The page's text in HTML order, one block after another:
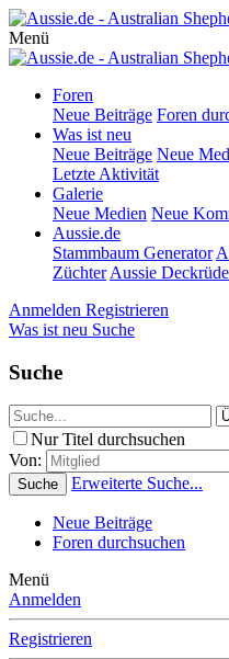
Menü
Foren
Neue Beiträge Foren
Was ist neu
Neue Beiträge Neue
Letzte Aktivität
Galerie
Neue Medien Neue
Aussie.de
Stammbaum Generator
Züchter Aussie
Anmelden Registrieren
Was ist neu Suche
Suche
Nur Titel durchsuchen
Von:
Suche Erweiterte Suche...
Neue Beiträge
Foren durchsuchen
Menü
Anmelden
Registrieren